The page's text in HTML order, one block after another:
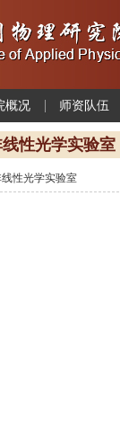
概况 师资队伍
性光学实验室
性光学实验室